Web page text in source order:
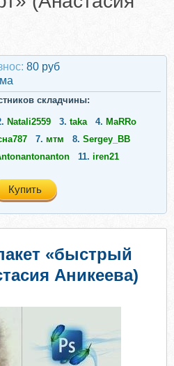
80 руб
складчины:
Natali2559 3. taka 4. MaRRo
7. мтм 8. Sergey_ВВ
11. iren21
Купить
«быстрый
Аникеева)